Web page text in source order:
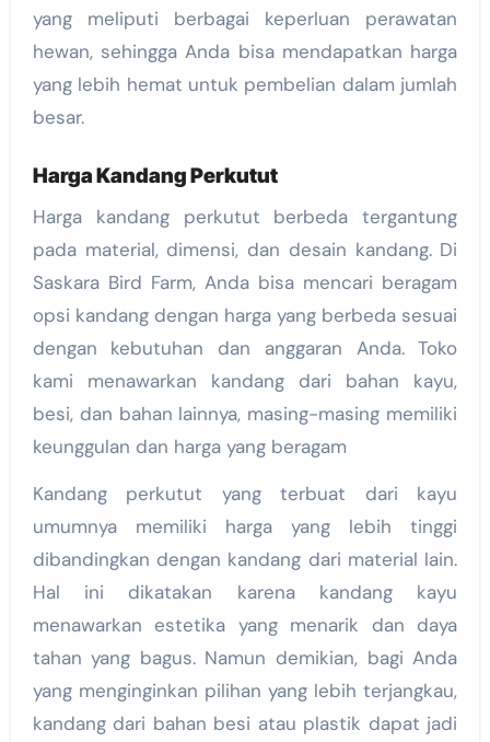
yang meliputi berbagai keperluan perawatan
hewan, sehingga Anda bisa mendapatkan harga
yang lebih hemat untuk pembelian dalam jumlah
besar.
Harga Kandang Perkutut
Harga kandang perkutut berbeda tergantung
pada material, dimensi, dan desain kandang. Di
Saskara Bird Farm, Anda bisa mencari beragam
opsi kandang dengan harga yang berbeda sesuai
dengan kebutuhan dan anggaran Anda. Toko
kami menawarkan kandang dari bahan kayu,
besi, dan bahan lainnya, masing-masing memiliki
keunggulan dan harga yang beragam
Kandang perkutut yang terbuat dari kayu
umumnya memiliki harga yang lebih tinggi
dibandingkan dengan kandang dari material lain.
Hal ini dikatakan karena kandang kayu
menawarkan estetika yang menarik dan daya
tahan yang bagus. Namun demikian, bagi Anda
yang menginginkan pilihan yang lebih terjangkau,
kandang dari bahan besi atau plastik dapat jadi